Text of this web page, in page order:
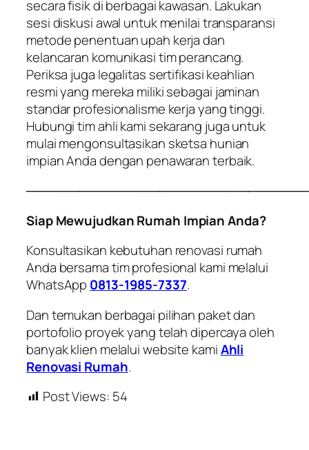
secara fisik di berbagai kawasan. Lakukan
sesi diskusi awal untuk menilai transparansi
metode penentuan upah kerja dan
kelancaran komunikasi tim perancang.
Periksa juga legalitas sertifikasi keahlian
resmi yang mereka miliki sebagai jaminan
standar profesionalisme kerja yang tinggi.
Hubungi tim ahli kami sekarang juga untuk
mulai mengonsultasikan sketsa hunian
impian Anda dengan penawaran terbaik.
Siap Mewujudkan Rumah Impian Anda?
Konsultasikan kebutuhan renovasi rumah
Anda bersama tim profesional kami melalui
WhatsApp 0813-1985-7337.
Dan temukan berbagai pilihan paket dan
portofolio proyek yang telah dipercaya oleh
banyak klien melalui website kamiAhli
Renovasi Rumah.
Post Views: 54